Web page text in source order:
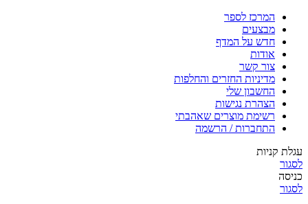
המרכז לספר
מבצעים
חדש על המדף
אודות
צור קשר
מדיניות החזרים והחלפות
החשבון שלי
הצהרת נגישות
רשימת מוצרים שאהבתי
התחברות / הרשמה
עגלת קניות
לסגור
כניסה
לסגור